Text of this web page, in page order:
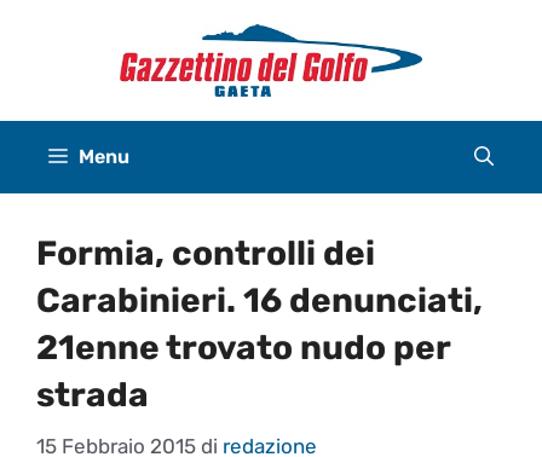
Menu
Formia, controlli dei
Carabinieri. 16 denunciati,
21enne trovato nudo per
strada
15 Febbraio 2015 di redazione